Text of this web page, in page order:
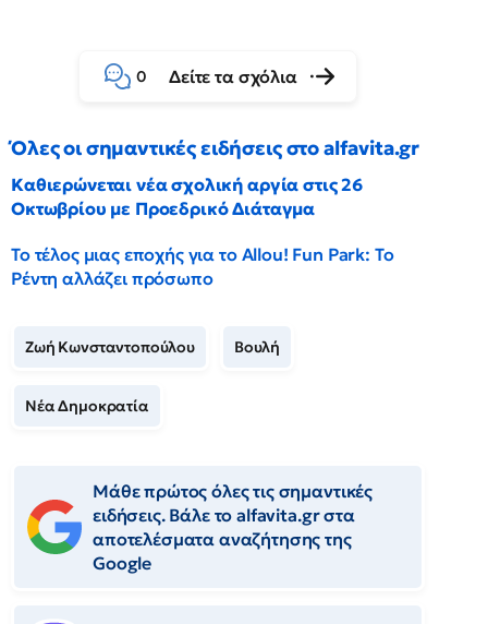
0 Δείτε τα σχόλια
Όλες οι σημαντικές ειδήσεις στο alfavita.gr
Καθιερώνεται νέα σχολική αργία στις 26
Οκτωβρίου με Προεδρικό Διάταγμα
Το τέλος μιας εποχής για το Allou! Fun Park: Το
Ρέντη αλλάζει πρόσωπο
Ζωή Κωνσταντοπούλου Βουλή
Νέα Δημοκρατία
Μάθε πρώτος όλες τις σημαντικές
ειδήσεις. Βάλε το alfavita.gr στα
αποτελέσματα αναζήτησης της
Google